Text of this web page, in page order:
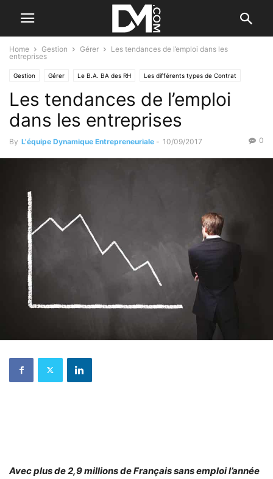
Home Gestion Gérer
Les tendances de l’emploi dans les
entreprises
Gestion Gérer Le B.A. BA des RH Les différents types de Contrat
Les tendances de l’emploi
dans les entreprises
By L'équipe Dynamique Entrepreneuriale - 10/09/2017 0
Avec plus de 2,9 millions de Français sans emploi l’année